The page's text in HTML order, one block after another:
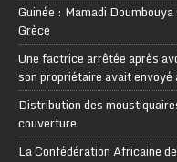
Guinée : Mamadi
Grèce
Une factrice arrêtée après
son propriétaire avait envoyé
Distribution des
couverture
La Confédération Africaine